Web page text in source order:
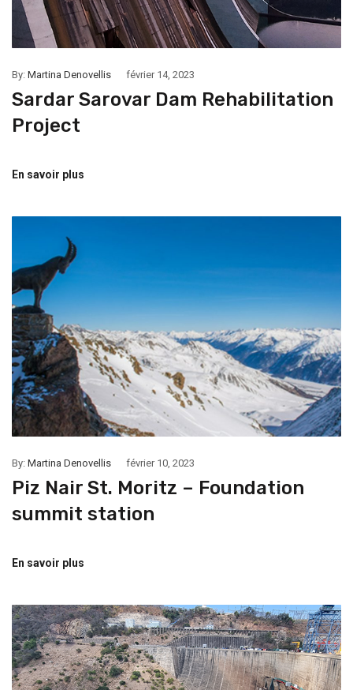
By: Martina Denovellis février 14, 2023
Sardar Sarovar Dam Rehabilitation
Project
En savoir plus
By: Martina Denovellis février 10, 2023
Piz Nair St. Moritz – Foundation
summit station
En savoir plus